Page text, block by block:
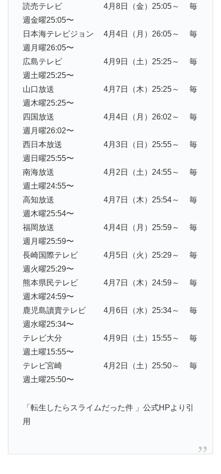
読売テレビ 4月8日（金）25:05～ 毎
週金曜25:05〜
日本海テレビジョン 4月4日（月）26:05～ 毎
週月曜26:05〜
広島テレビ 4月9日（土）25:25～ 毎
週土曜25:25〜
山口放送 4月7日（木）25:25～ 毎
週木曜25:25〜
四国放送 4月4日（月）26:02～ 毎
週月曜26:02〜
西日本放送 4月3日（日）25:55～ 毎
週日曜25:55〜
南海放送 4月2日（土）24:55～ 毎
週土曜24:55〜
高知放送 4月7日（木）25:54～ 毎
週木曜25:54〜
福岡放送 4月4日（月）25:59～ 毎
週月曜25:59〜
長崎国際テレビ 4月5日（火）25:29～ 毎
週火曜25:29〜
熊本県民テレビ 4月7日（木）24:59～ 毎
週木曜24:59〜
鹿児島讀賣テレビ 4月6日（水）25:34～ 毎
週水曜25:34〜
テレビ大分 4月9日（土）15:55～ 毎
週土曜15:55〜
テレビ宮崎 4月2日（土）25:50～ 毎
週土曜25:50〜
「転生したらスライムだった件 」公式HPより引
用